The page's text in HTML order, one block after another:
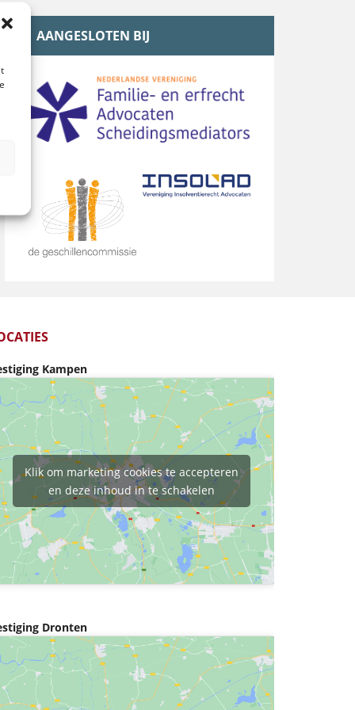
AANGESLOTEN BIJ
Kampen
Klik om marketing cookies te accepteren
en deze inhoud in te schakelen
Dronten